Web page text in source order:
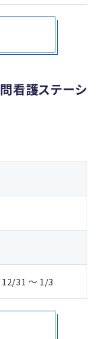
看護ステーシ
12/31 ～ 1/3